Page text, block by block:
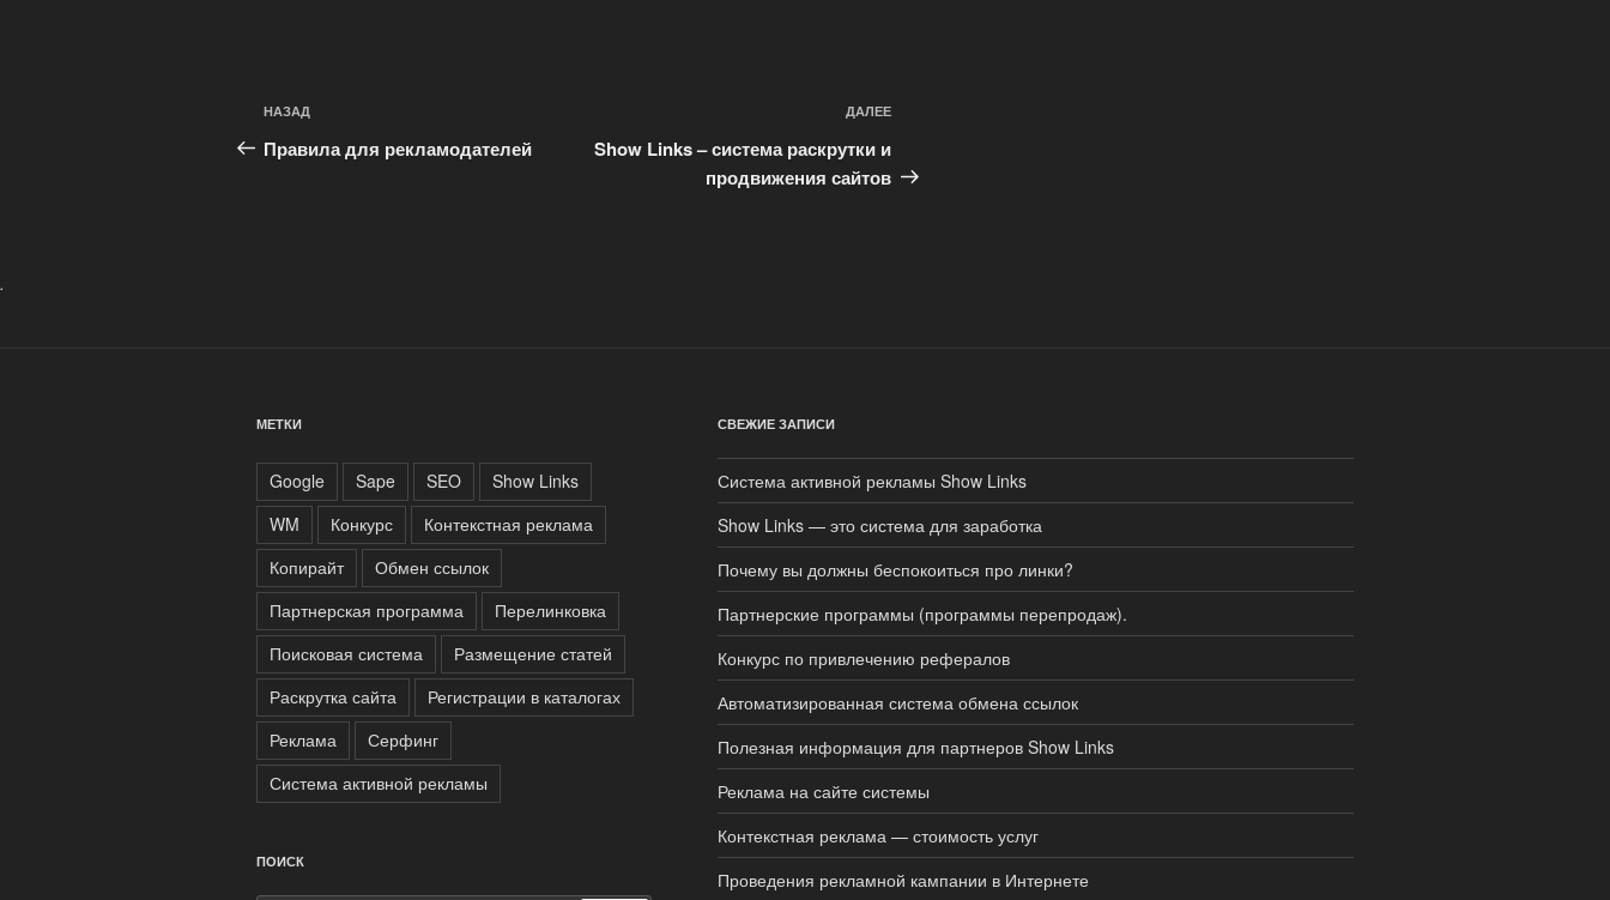
Навигация
по
Предыдущая
запись:
НАЗАД
Правила для рекламодателей
ДАЛЕЕ
Show Links – система раскрутки и
продвижения сайтов
.
МЕТКИ
Google Sape SEO
Show Links
WM
Конкурс
Контекстная реклама
Копирайт
Обмен ссылок
Партнерская программа
Перелинковка
Поисковая система
Размещение статей
Раскрутка сайта
Регистрации в каталогах
Реклама
Серфинг
Система активной рекламы
ПОИСК
СВЕЖИЕ ЗАПИСИ
Система активной рекламы Show Links
Show Links — это система для заработка
Почему вы должны беспокоиться про линки?
Партнерские программы (программы перепродаж).
Конкурс по привлечению рефералов
Автоматизированная система обмена ссылок
Полезная информация для партнеров Show Links
Реклама на сайте системы
Контекстная реклама — стоимость услуг
Проведения рекламной кампании в Интернете